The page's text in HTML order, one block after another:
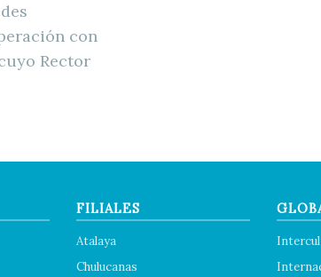
con
Rector
FILIALES
Atalaya
Chulucanas